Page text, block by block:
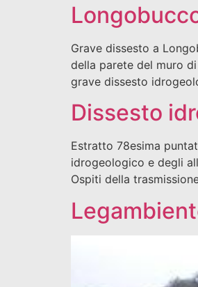
Grave dissesto a
della parete del muro
grave dissesto
Dissesto
Estratto 78esima
idrogeologico e degli
Ospiti della